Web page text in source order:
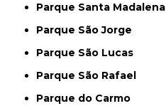
Parque Santa Madalena
Parque São Jorge
Parque São Lucas
Parque São Rafael
Parque do Carmo